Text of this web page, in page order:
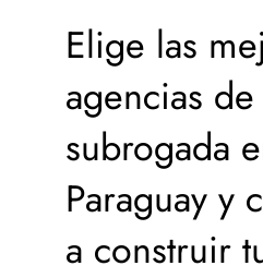
Elige las
agencias
subrogada
Paraguay y
a construir